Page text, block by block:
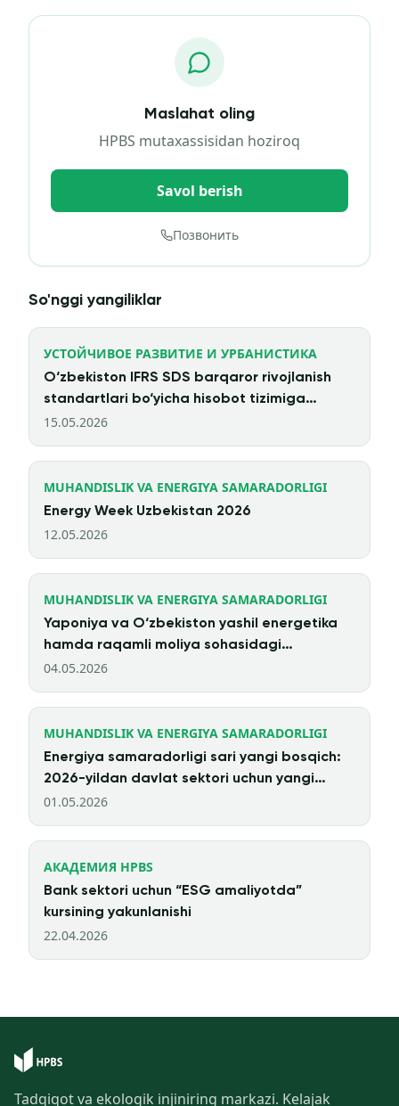
Maslahat oling
HPBS mutaxassisidan hoziroq
Savol berish
Позвонить
So'nggi yangiliklar
УСТОЙЧИВОЕ РАЗВИТИЕ И УРБАНИСТИКА
O‘zbekiston IFRS SDS barqaror rivojlanish
standartlari bo‘yicha hisobot tizimiga
o‘tmoqda
15.05.2026
MUHANDISLIK VA ENERGIYA SAMARADORLIGI
Energy Week Uzbekistan 2026
12.05.2026
MUHANDISLIK VA ENERGIYA SAMARADORLIGI
Yaponiya va O‘zbekiston yashil energetika
hamda raqamli moliya sohasidagi
hamkorlikni kengaytirmoqda
04.05.2026
MUHANDISLIK VA ENERGIYA SAMARADORLIGI
Energiya samaradorligi sari yangi bosqich:
2026-yildan davlat sektori uchun yangi
talablar
01.05.2026
АКАДЕМИЯ HPBS
Bank sektori uchun “ESG amaliyotda”
kursining yakunlanishi
22.04.2026
Tadqiqot va ekologik injiniring markazi. Kelajak